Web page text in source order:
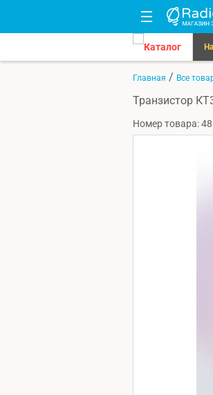
Каталог
Главная / Все
Транзистор
Номер товара: